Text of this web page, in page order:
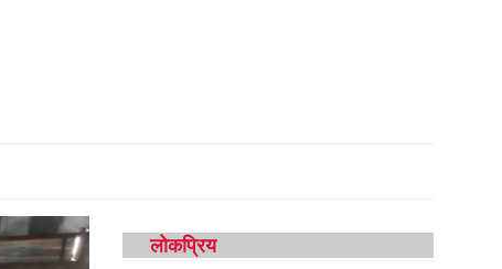
लोकप्रिय